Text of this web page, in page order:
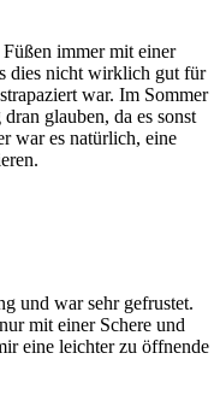
immer mit einer
dies nicht wirklich gut für
war. Im Sommer
glauben, da es sonst
war es natürlich, eine
und war sehr gefrustet.
mit einer Schere und
eine leichter zu öffnende